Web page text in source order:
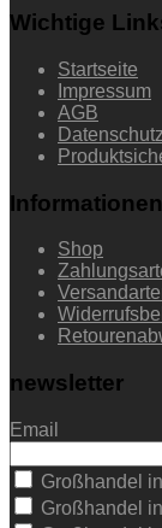
Wichtige
Startseite
Impressum
AGB
Informationen
Shop
newsletter
Email
Großhandel
Großhandel